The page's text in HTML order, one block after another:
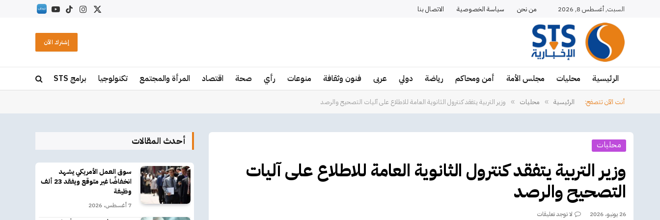
السبت, أغسطس 8, 2026 من نحن سياسة الخصوصية الاتصال بنا
X
الانستغرام
تيكتوكيوتيوب
RSS
إشترك الآن
الرئيسية محليات مجلس الأمة أمن ومحاكم رياضة دولي عربى فنون وثقافة منوعات رأي صحة اقتصاد المرأة والمجتمع تكنولوجيا برامج STS
أنت الآن تتصفح: الرئيسية » محليات » وزير التربية يتفقد كنترول الثانوية العامة للاطلاع على آليات التصحيح والرصد
محليات
وزير التربية يتفقد كنترول الثانوية العامة للاطلاع على آليات
التصحيح والرصد
26 يونيو، 2026 لا توجد تعليقات
أحدث المقالات
سوق العمل الأمريكي يشهد
انخفاضًا غير متوقع ويفقد 23 ألف
وظيفة
7 أغسطس، 2026